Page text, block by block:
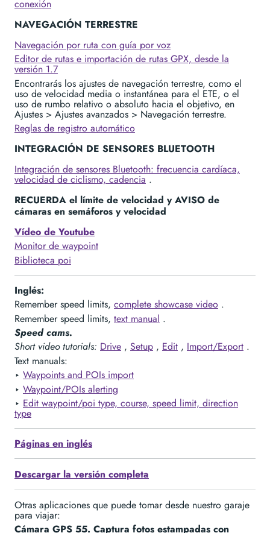
conexión
NAVEGACIÓN TERRESTRE
Navegación por ruta con guía por voz
Editor de rutas e importación de rutas GPX, desde la
versión 1.7
Encontrarás los ajustes de navegación terrestre, como el
uso de velocidad media o instantánea para el ETE, o el
uso de rumbo relativo o absoluto hacia el objetivo, en
Ajustes > Ajustes avanzados > Navegación terrestre.
Reglas de registro automático
INTEGRACIÓN DE SENSORES BLUETOOTH
Integración de sensores Bluetooth: frecuencia cardíaca,
velocidad de ciclismo, cadencia .
RECUERDA el límite de velocidad y AVISO de
cámaras en semáforos y velocidad
Vídeo de Youtube
Monitor de waypoint
Biblioteca poi
Inglés:
Remember speed limits, complete showcase video .
Remember speed limits, text manual .
Speed cams.
Short video tutorials: Drive , Setup , Edit , Import/Export .
Text manuals:
‣ Waypoints and POIs import
‣ Waypoint/POIs alerting
‣ Edit waypoint/poi type, course, speed limit, direction
type
Páginas en inglés
Descargar la versión completa
Otras aplicaciones que puede tomar desde nuestro garaje
para viajar:
Cámara GPS 55. Captura fotos estampadas con